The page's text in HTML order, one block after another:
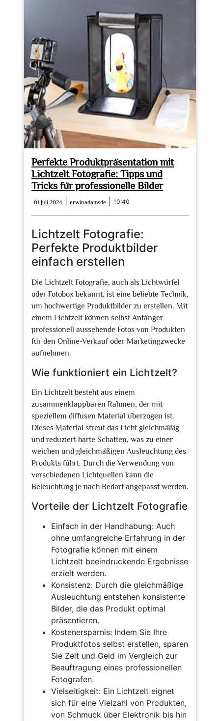
Lichtwürfel
Fotografie
Perfekte Produktpräsentation mit
Lichtzelt Fotografie: Tipps und
Tricks für professionelle Bilder
01 Juli 2024
Juli
2024
erwinadamsde erwinadamsde
10:40
Lichtzelt Fotografie:
Perfekte Produktbilder
einfach erstellen
Die Lichtzelt Fotografie, auch als Lichtwürfel
oder Fotobox bekannt, ist eine beliebte Technik,
um hochwertige Produktbilder zu erstellen. Mit
einem Lichtzelt können selbst Anfänger
professionell aussehende Fotos von Produkten
für den Online-Verkauf oder Marketingzwecke
aufnehmen.
Wie funktioniert ein Lichtzelt?
Ein Lichtzelt besteht aus einem
zusammenklappbaren Rahmen, der mit
speziellem diffusen Material überzogen ist.
Dieses Material streut das Licht gleichmäßig
und reduziert harte Schatten, was zu einer
weichen und gleichmäßigen Ausleuchtung des
Produkts führt. Durch die Verwendung von
verschiedenen Lichtquellen kann die
Beleuchtung je nach Bedarf angepasst werden.
Vorteile der Lichtzelt Fotografie
Einfach in der Handhabung: Auch
ohne umfangreiche Erfahrung in der
Fotografie können mit einem
Lichtzelt beeindruckende Ergebnisse
erzielt werden.
Konsistenz: Durch die gleichmäßige
Ausleuchtung entstehen konsistente
Bilder, die das Produkt optimal
präsentieren.
Kostenersparnis: Indem Sie Ihre
Produktfotos selbst erstellen, sparen
Sie Zeit und Geld im Vergleich zur
Beauftragung eines professionellen
Fotografen.
Vielseitigkeit: Ein Lichtzelt eignet
sich für eine Vielzahl von Produkten,
von Schmuck über Elektronik bis hin